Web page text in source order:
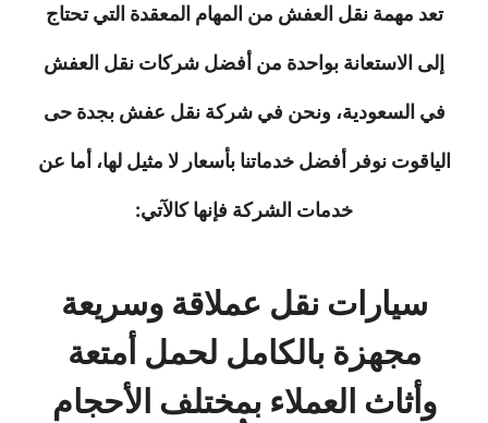
تعد مهمة نقل العفش من المهام المعقدة التي تحتاج
إلى الاستعانة بواحدة من أفضل شركات نقل العفش
في السعودية، ونحن في شركة نقل عفش بجدة حى
الياقوت نوفر أفضل خدماتنا بأسعار لا مثيل لها، أما عن
خدمات الشركة فإنها كالآتي:
سيارات نقل عملاقة وسريعة
مجهزة بالكامل لحمل أمتعة
وأثاث العملاء بمختلف الأحجام